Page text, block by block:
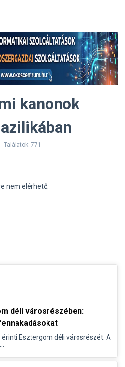
kanonok
Találatok: 771
nem elérhető.
déli városrészében:
Esztergom déli városrészét. A